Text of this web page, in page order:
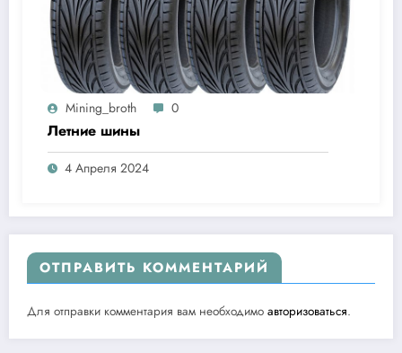
Mining_broth 0
Летние шины
4 Апреля 2024
ОТПРАВИТЬ КОММЕНТАРИЙ
Для отправки комментария вам необходимо авторизоваться.